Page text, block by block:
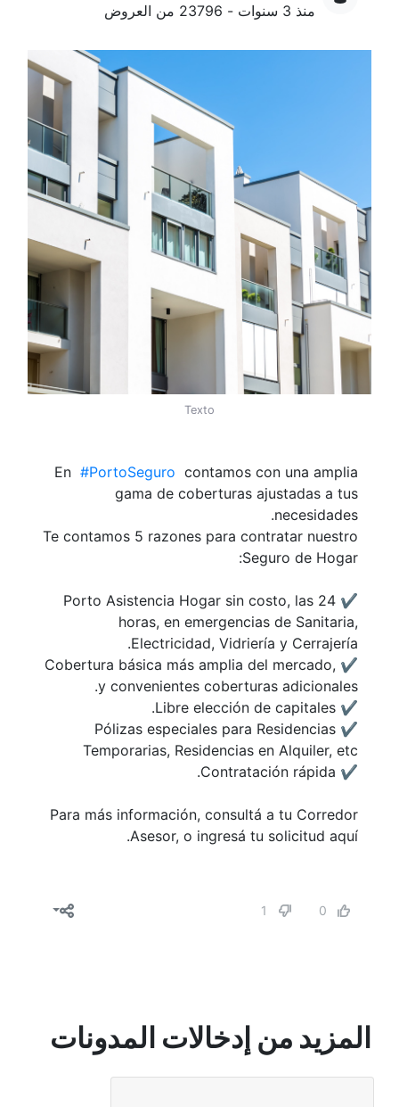
تاريخ النشر
منذ 3 سنوات - 23796 من العروض
Texto
En#PortoSegurocontamos con una amplia
gama de coberturas ajustadas a tus
necesidades.
Te contamos 5 razones para contratar nuestro
Seguro de Hogar:
✔️ Porto Asistencia Hogar sin costo, las 24
horas, en emergencias de Sanitaria,
Electricidad, Vidriería y Cerrajería.
✔️ Cobertura básica más amplia del mercado,
y convenientes coberturas adicionales.
✔️ Pólizas especiales para Residencias
Temporarias, Residencias en Alquiler, etc
Para más información, consultá a tu Corredor
Asesor, o ingresá tu solicitud aquí.
0
1
المزيد من إدخالات المدونات